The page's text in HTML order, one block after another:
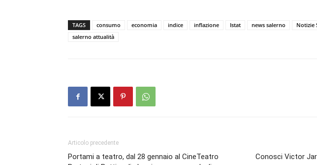
TAGS consumo economia indice inflazione Istat news salerno Notizie
salerno attualità
Articolo precedente
Portami a teatro, dal 28 gennaio al CineTeatro
Conosci Victor